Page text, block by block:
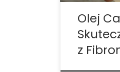
Olej
z